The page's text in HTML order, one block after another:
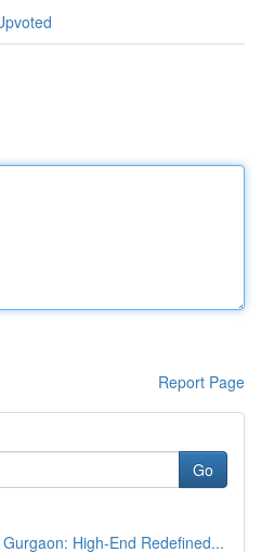
Report Page
Go
High-End Redefined...